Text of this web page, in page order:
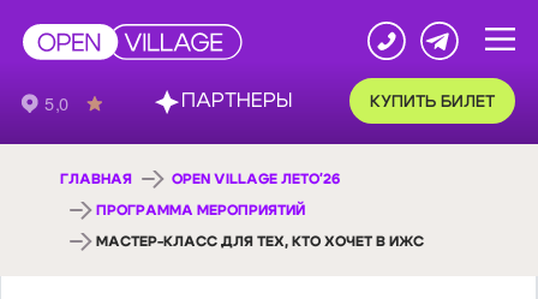
КУПИТЬ БИЛЕТ
ГЛАВНАЯ OPEN VILLAGE ЛЕТО'26
ПРОГРАММА МЕРОПРИЯТИЙ
МАСТЕР-КЛАСС ДЛЯ ТЕХ, КТО ХОЧЕТ В ИЖС